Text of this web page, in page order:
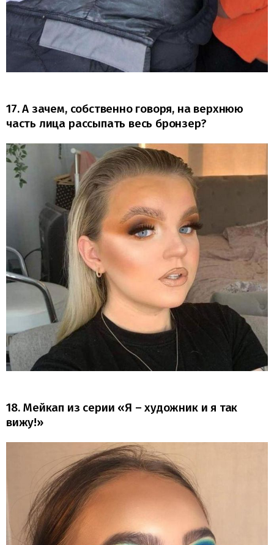
17. А зачем, собственно говоря, на верхнюю
часть лица рассыпать весь бронзер?
18. Мейкап из серии «Я – художник и я так
вижу!»